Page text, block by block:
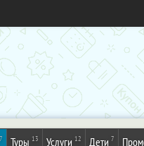
Туры 13 Услуги 12 Дети 7